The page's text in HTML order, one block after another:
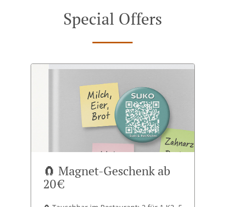
Special Offers
🧲 Magnet-Geschenk ab
20 €